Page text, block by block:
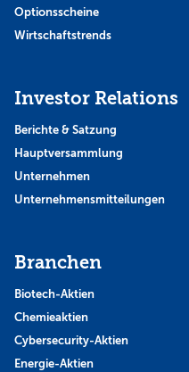
Optionsscheine
Wirtschaftstrends
Investor Relations
Berichte & Satzung
Hauptversammlung
Unternehmen
Unternehmensmitteilungen
Branchen
Biotech-Aktien
Chemieaktien
Cybersecurity-Aktien
Energie-Aktien